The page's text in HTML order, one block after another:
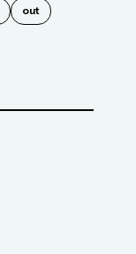
out